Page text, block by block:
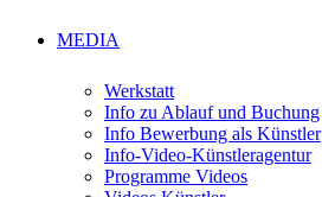
MEDIA
Werkstatt
Info zu Ablauf und Buchung
Info Bewerbung als Künstler
Info-Video-Künstleragentur
Programme Videos